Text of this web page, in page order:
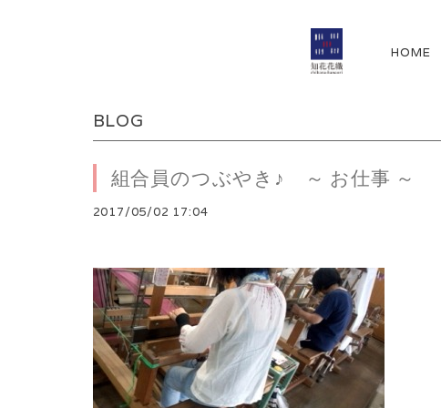
HOME
BLOG
組合員のつぶやき♪ ～ お仕事 ～
2017/05/02 17:04